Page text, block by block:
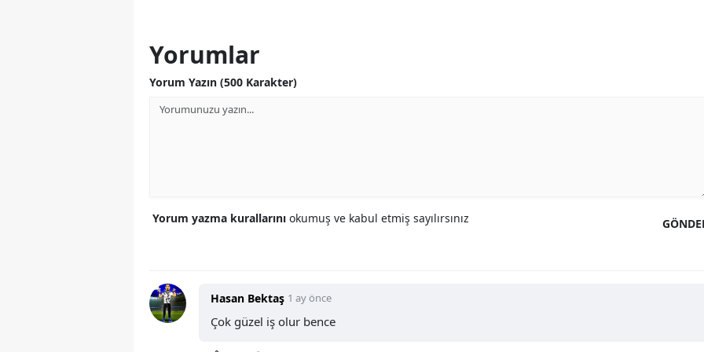
Yorumlar
Yorum Yazın (500 Karakter)
Yorum yazma kurallarını okumuş ve kabul etmiş sayılırsınız
Hasan Bektaş 1 ay önce
Çok güzel iş olur bence